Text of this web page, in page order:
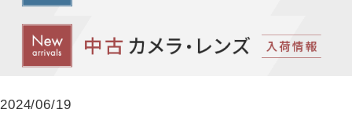
2024/06/19